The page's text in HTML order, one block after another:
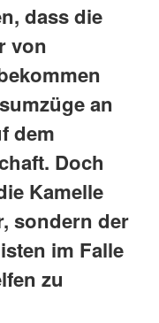
dass die
von
an
dem
Doch
Kamelle
sondern der
im Falle
zu